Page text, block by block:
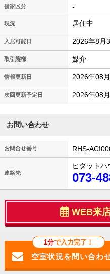
借家区分 -
現況 居住中
入居可能日 2026年8月
取引態様 媒介
情報更新日 2026年08
次回更新予定日 2026年08
お問い合わせ
お問合せ番号 RHS-
連絡先
ピタット
073-
WEB来
1分で入力完了！